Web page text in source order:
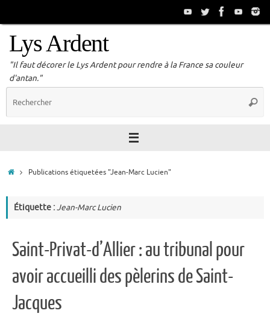
Lys Ardent
"Il faut décorer le Lys Ardent pour rendre à la France sa couleur
d'antan."
AccueilPublications étiquetées "Jean-Marc Lucien"
Étiquette :Jean-Marc Lucien
Saint-Privat-d’Allier : au tribunal pour
avoir accueilli des pèlerins de Saint-
Jacques